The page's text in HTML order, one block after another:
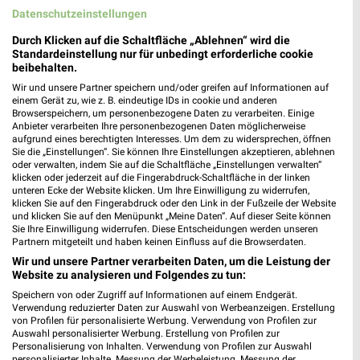
MEHR PROSPEKTE
weekli - Prospekte & Angebote App
Alle PENNY Angebote immer griffbereit – mit der kostenlosen
weekli App für iOS & Android.
✔Standortgenaue Angebote
✔Folge deinem Lieblingshändler
✔ Push-Benachrichtigungen bei neuen Prospekten
✔Einkaufsliste - Einkauf stressfrei planen
Datenschutzeinstellungen
Durch Klicken auf die Schaltfläche „Ablehnen“ wird die
Standardeinstellung nur für unbedingt erforderliche cookie
beibehalten.
Wir und unsere Partner speichern und/oder greifen auf Informationen auf
einem Gerät zu, wie z. B. eindeutige IDs in cookie und anderen
Browserspeichern, um personenbezogene Daten zu verarbeiten. Einige
Anbieter verarbeiten Ihre personenbezogenen Daten möglicherweise
aufgrund eines berechtigten Interesses. Um dem zu widersprechen, öffnen
Sie die „Einstellungen“. Sie können Ihre Einstellungen akzeptieren, ablehnen
oder verwalten, indem Sie auf die Schaltfläche „Einstellungen verwalten“
klicken oder jederzeit auf die Fingerabdruck-Schaltfläche in der linken
unteren Ecke der Website klicken. Um Ihre Einwilligung zu widerrufen,
klicken Sie auf den Fingerabdruck oder den Link in der Fußzeile der Website
und klicken Sie auf den Menüpunkt „Meine Daten“. Auf dieser Seite können
Sie Ihre Einwilligung widerrufen. Diese Entscheidungen werden unseren
Partnern mitgeteilt und haben keinen Einfluss auf die Browserdaten.
Wir und unsere Partner verarbeiten Daten, um die Leistung der
Website zu analysieren und Folgendes zu tun:
Speichern von oder Zugriff auf Informationen auf einem Endgerät.
Verwendung reduzierter Daten zur Auswahl von Werbeanzeigen. Erstellung
von Profilen für personalisierte Werbung. Verwendung von Profilen zur
Auswahl personalisierter Werbung. Erstellung von Profilen zur
Personalisierung von Inhalten. Verwendung von Profilen zur Auswahl